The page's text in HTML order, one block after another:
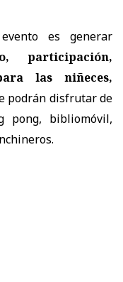
es generar
participación,
las niñeces,
podrán disfrutar de
pong, bibliomóvil,